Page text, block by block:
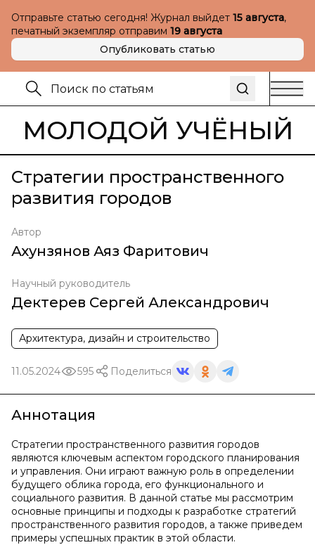
Отправьте статью сегодня! Журнал выйдет 15 августа,
печатный экземпляр отправим 19 августа
Опубликовать статью
МОЛОДОЙ УЧЁНЫЙ
Стратегии пространственного
развития городов
Автор
Ахунзянов Аяз Фаритович
Научный руководитель
Дектерев Сергей Александрович
Архитектура, дизайн и строительство
11.05.2024 595 Поделиться
Аннотация
Стратегии пространственного развития городов
являются ключевым аспектом городского планирования
и управления. Они играют важную роль в определении
будущего облика города, его функционального и
социального развития. В данной статье мы рассмотрим
основные принципы и подходы к разработке стратегий
пространственного развития городов, а также приведем
примеры успешных практик в этой области.